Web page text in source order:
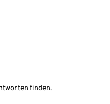
finden.